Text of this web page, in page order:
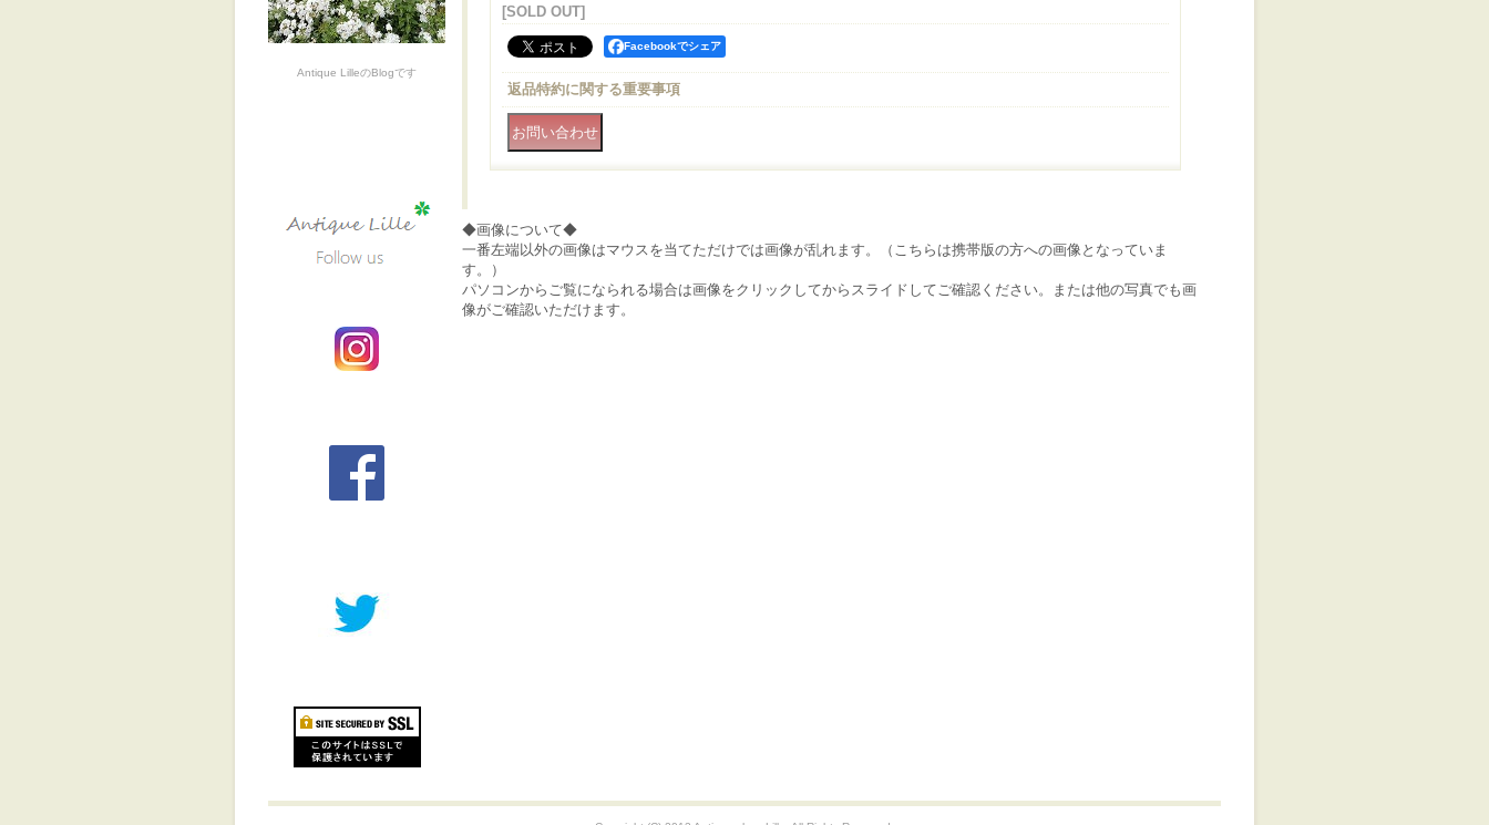
Antique LilleのBlogです
[SOLD OUT]
Facebookでシェア
返品特約に関する重要事項
◆画像について◆
一番左端以外の画像はマウスを当てただけでは画像が乱れます。（こちらは携帯版の方への画像となっていま
す。）
パソコンからご覧になられる場合は画像をクリックしてからスライドしてご確認ください。または他の写真でも画
像がご確認いただけます。